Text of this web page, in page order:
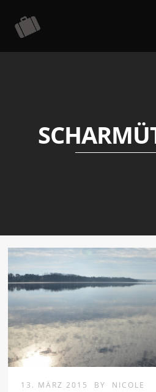
13. MÄRZ 2015 BY NICOLE